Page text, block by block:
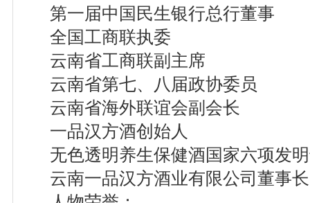
第一届中国民生银行总行董事
全国工商联执委
云南省工商联副主席
云南省第七、八届政协委员
云南省海外联谊会副会长
一品汉方酒创始人
无色透明养生保健酒国家六项发
云南一品汉方酒业有限公司董事长